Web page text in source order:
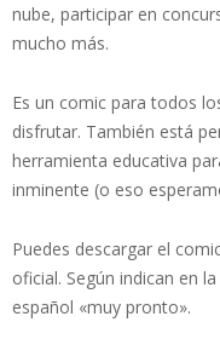
nube, participar en
mucho más.
Es un comic para todos
disfrutar. También está
herramienta educativa
inminente (o eso
Puedes descargar el
oficial. Según indican en
español «muy pronto».